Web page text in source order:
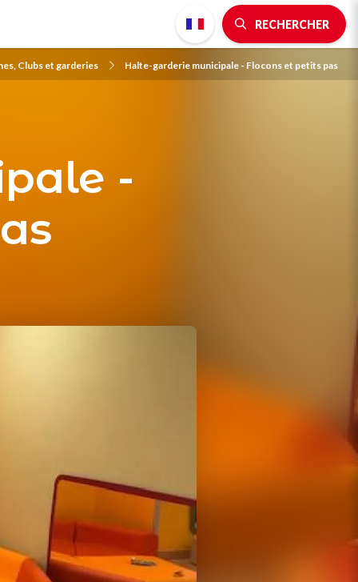
RECHERCHER
Clubs et garderies Halte-garderie municipale - Flocons et petits pas
-